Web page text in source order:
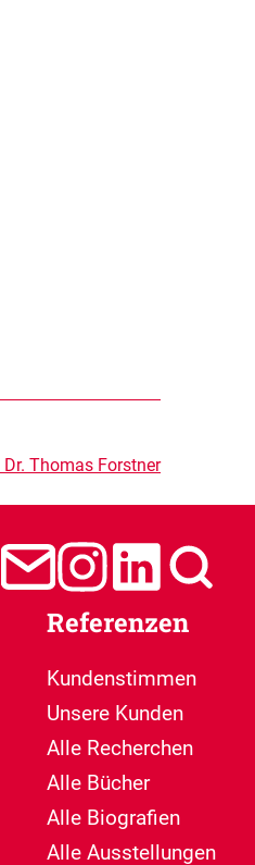
Dr. Thomas Forstner
Referenzen
Kundenstimmen
Unsere Kunden
Alle Recherchen
Alle Bücher
Alle Biografien
Alle Ausstellungen